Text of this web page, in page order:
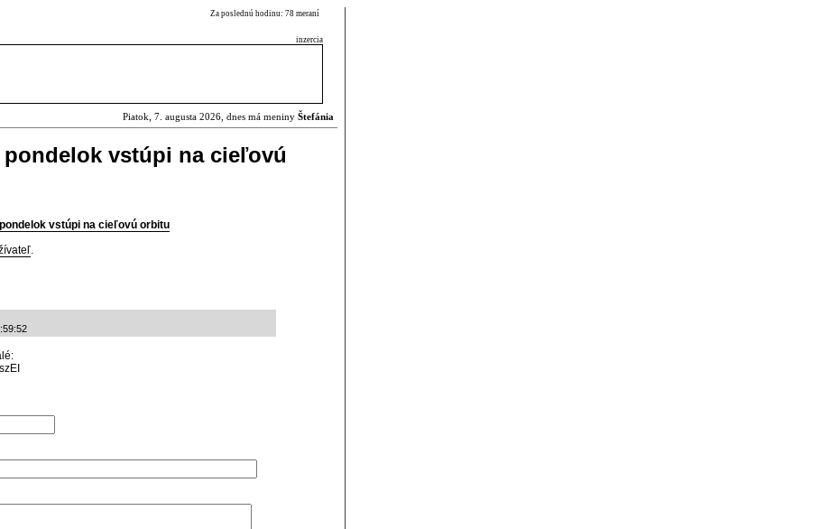
Za poslednú hodinu: 78 meraní
inzercia
Piatok, 7. augusta 2026, dnes má meniny Štefánia
vstúpi na cieľovú
vstúpi na cieľovú orbitu
.